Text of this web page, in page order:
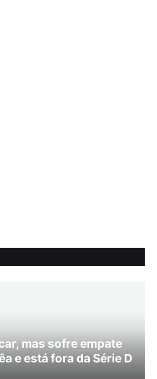
mas sofre empate
e está fora da Série D